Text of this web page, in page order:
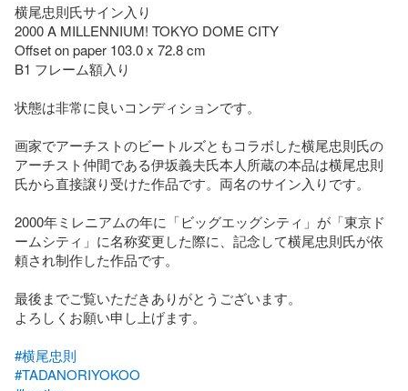
横尾忠則氏サイン入り
2000 A MILLENNIUM! TOKYO DOME CITY
Offset on paper 103.0 x 72.8 cm
B1 フレーム額入り
状態は非常に良いコンディションです。
画家でアーチストのビートルズともコラボした横尾忠則氏の
アーチスト仲間である伊坂義夫氏本人所蔵の本品は横尾忠則
氏から直接譲り受けた作品です。両名のサイン入りです。
2000年ミレニアムの年に「ビッグエッグシティ」が「東京ド
ームシティ」に名称変更した際に、記念して横尾忠則氏が依
頼され制作した作品です。
最後までご覧いただきありがとうございます。
よろしくお願い申し上げます。
#横尾忠則
#TADANORIYOKOO